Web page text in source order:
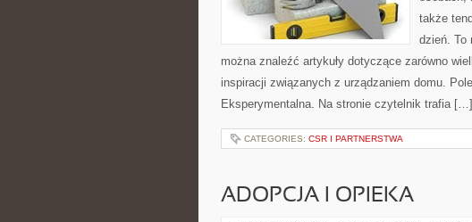
także
dzień. To
można znaleźć artykuły dotyczące zarówno
inspiracji związanych z urządzaniem domu.
Eksperymentalna. Na stronie czytelnik trafia […]
CATEGORIES: CSR I PARTNERSTWA
ADOPCJA I OPIEKA